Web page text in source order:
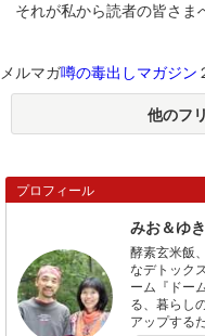
それが私から読者の皆さま
メルマガ噂の毒出しマガジン
他のフ
プロフィール
みお＆ゆ
酵素玄米飯
なデトック
ーム『ドー
る、暮らし
アップする